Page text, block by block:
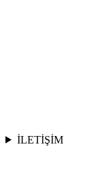
İLETİŞİM